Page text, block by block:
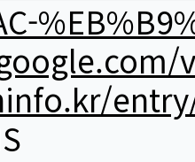
entry/